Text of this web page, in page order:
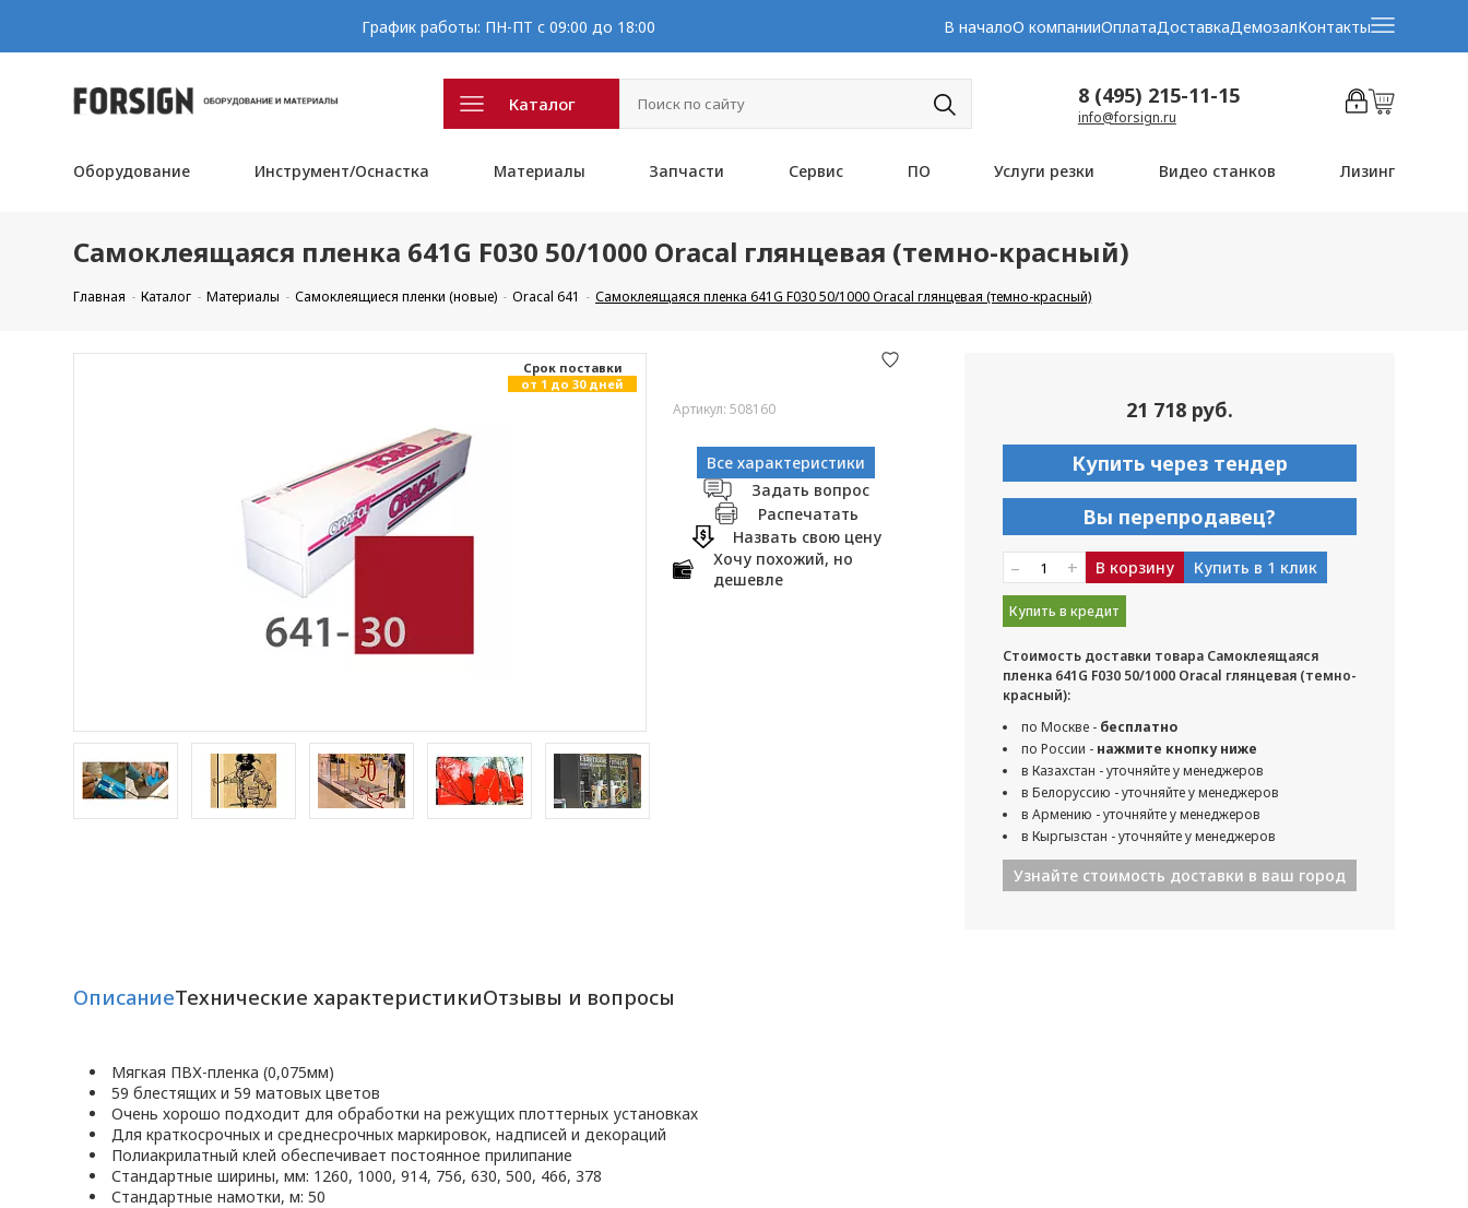
График работы: ПН-ПТ с 09:00 до 18:00 В началоО компанииОплатаДоставкаДемозалКонтакты
Каталог 8 (495) 215-11-15
info@forsign.ru
Оборудование Инструмент/Оснастка Материалы Запчасти Сервис ПО Услуги резки Видео станков Лизинг
Самоклеящаяся пленка 641G F030 50/1000 Oracal глянцевая (темно-красный)
Главная Каталог Материалы Самоклеящиеся пленки (новые) Oracal 641 Самоклеящаяся пленка 641G F030 50/1000 Oracal глянцевая (темно-красный)
Cрок поставки
от 1 до 30 дней
Артикул: 508160
Все характеристики
Задать вопрос
Распечатать
Назвать свою цену
Хочу похожий, но
дешевле
21 718 руб.
Купить через тендер
Вы перепродавец?
– + В корзину Купить в 1 клик
Купить в кредит
Стоимость доставки товара Самоклеящаяся
пленка 641G F030 50/1000 Oracal глянцевая (темно-
красный):
по Москве - бесплатно
по России - нажмите кнопку ниже
в Казахстан - уточняйте у менеджеров
в Белоруссию - уточняйте у менеджеров
в Армению - уточняйте у менеджеров
в Кыргызстан - уточняйте у менеджеров
Узнайте стоимость доставки в ваш город
ОписаниеТехнические характеристикиОтзывы и вопросы
Мягкая ПВХ-пленка (0,075мм)
59 блестящих и 59 матовых цветов
Очень хорошо подходит для обработки на режущих плоттерных установках
Для краткосрочных и среднесрочных маркировок, надписей и декораций
Полиакрилатный клей обеспечивает постоянное прилипание
Стандартные ширины, мм: 1260, 1000, 914, 756, 630, 500, 466, 378
Стандартные намотки, м: 50